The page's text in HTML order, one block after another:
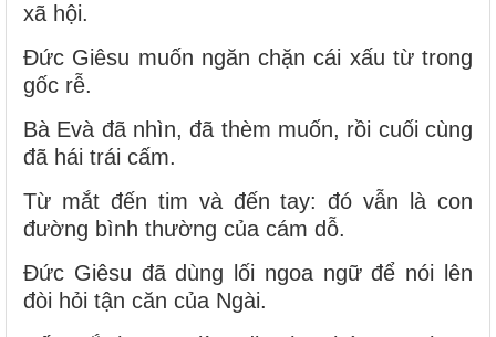
xã hội.
Đức Giêsu muốn ngăn chặn cái xấu từ trong
gốc rễ.
Bà Evà đã nhìn, đã thèm muốn, rồi cuối cùng
đã hái trái cấm.
Từ mắt đến tim và đến tay: đó vẫn là con
đường bình thường của cám dỗ.
Đức Giêsu đã dùng lối ngoa ngữ để nói lên
đòi hỏi tận căn của Ngài.